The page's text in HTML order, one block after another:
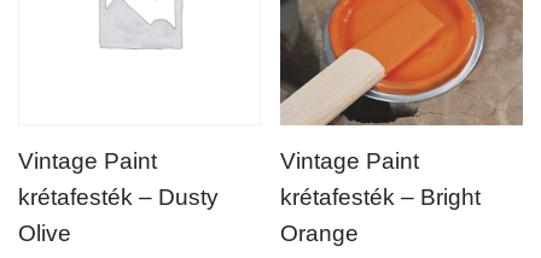
Vintage Paint
krétafesték – Dusty
Olive
Vintage Paint
krétafesték – Bright
Orange